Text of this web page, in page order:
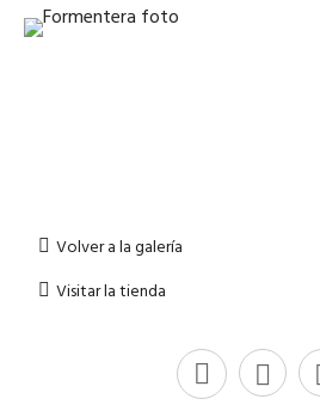
Volver a la galería
Visitar la tienda